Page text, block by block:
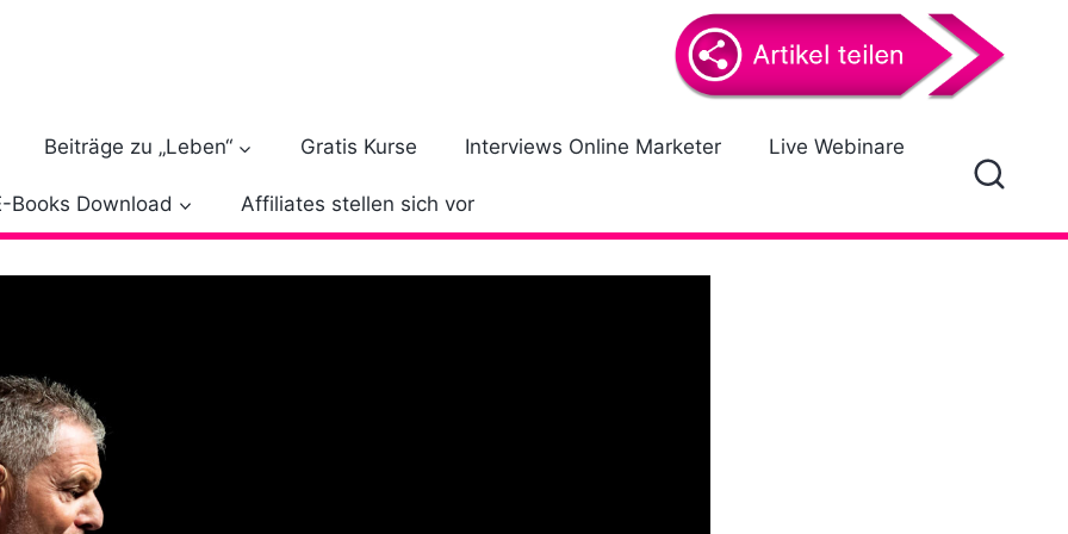
Beiträge zu „Leben“ Gratis Kurse Interviews Online Marketer Live Webinare
Books Download Affiliates stellen sich vor